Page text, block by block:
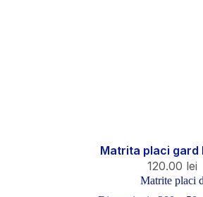
Matrita placi gard
120.00 lei
Matrite placi